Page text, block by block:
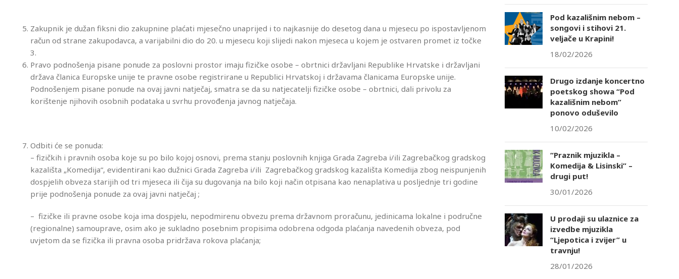
Zakupnik je dužan fiksni dio zakupnine plaćati mjesečno unaprijed i to najkasnije do desetog dana u mjesecu po ispostavljenom
račun od strane zakupodavca, a varijabilni dio do 20. u mjesecu koji slijedi nakon mjeseca u kojem je ostvaren promet iz točke
3.
Pravo podnošenja pisane ponude za poslovni prostor imaju fizičke osobe – obrtnici državljani Republike Hrvatske i državljani
država članica Europske unije te pravne osobe registrirane u Republici Hrvatskoj i državama članicama Europske unije.
Podnošenjem pisane ponude na ovaj javni natječaj, smatra se da su natjecatelji fizičke osobe – obrtnici, dali privolu za
korištenje njihovih osobnih podataka u svrhu provođenja javnog natječaja.
Odbiti će se ponuda:
– fizičkih i pravnih osoba koje su po bilo kojoj osnovi, prema stanju poslovnih knjiga Grada Zagreba i/ili Zagrebačkog gradskog
kazališta „Komedija“, evidentirani kao dužnici Grada Zagreba i/ili Zagrebačkog gradskog kazališta Komedija zbog neispunjenih
dospjelih obveza starijih od tri mjeseca ili čija su dugovanja na bilo koji način otpisana kao nenaplativa u posljednje tri godine
prije podnošenja ponude za ovaj javni natječaj ;
– fizičke ili pravne osobe koja ima dospjelu, nepodmirenu obvezu prema državnom proračunu, jedinicama lokalne i područne
(regionalne) samouprave, osim ako je sukladno posebnim propisima odobrena odgoda plaćanja navedenih obveza, pod
uvjetom da se fizička ili pravna osoba pridržava rokova plaćanja;
Pod kazališnim nebom –
songovi i stihovi 21.
veljače u Krapini!
18/02/2026
Drugo izdanje koncertno
poetskog showa “Pod
kazališnim nebom”
ponovo oduševilo
10/02/2026
“Praznik mjuzikla –
Komedija & Lisinski” –
drugi put!
30/01/2026
U prodaji su ulaznice za
izvedbe mjuzikla
“Ljepotica i zvijer” u
travnju!
28/01/2026